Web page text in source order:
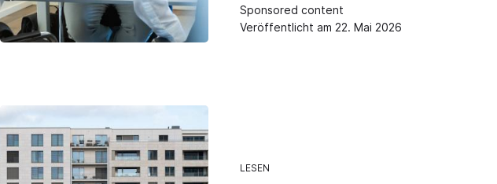
Sponsored content
Veröffentlicht am 22. Mai 2026
LESEN